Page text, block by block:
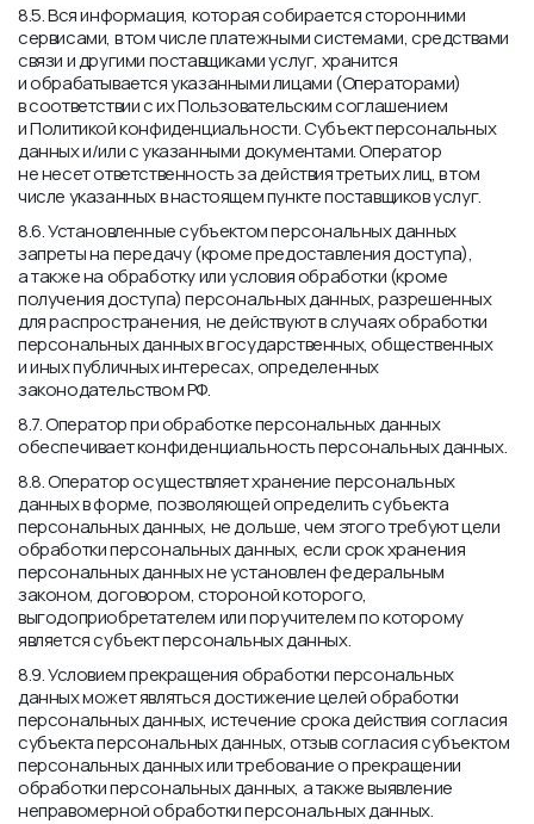
8.5. Вся информация, которая собирается сторонними
сервисами, в том числе платежными системами, средствами
связи и другими поставщиками услуг, хранится
и обрабатывается указанными лицами (Операторами)
в соответствии с их Пользовательским соглашением
и Политикой конфиденциальности. Субъект персональных
данных и/или с указанными документами. Оператор
не несет ответственность за действия третьих лиц, в том
числе указанных в настоящем пункте поставщиков услуг.
8.6. Установленные субъектом персональных данных
запреты на передачу (кроме предоставления доступа),
а также на обработку или условия обработки (кроме
получения доступа) персональных данных, разрешенных
для распространения, не действуют в случаях обработки
персональных данных в государственных, общественных
и иных публичных интересах, определенных
законодательством РФ.
8.7. Оператор при обработке персональных данных
обеспечивает конфиденциальность персональных данных.
8.8. Оператор осуществляет хранение персональных
данных в форме, позволяющей определить субъекта
персональных данных, не дольше, чем этого требуют цели
обработки персональных данных, если срок хранения
персональных данных не установлен федеральным
законом, договором, стороной которого,
выгодоприобретателем или поручителем по которому
является субъект персональных данных.
8.9. Условием прекращения обработки персональных
данных может являться достижение целей обработки
персональных данных, истечение срока действия согласия
субъекта персональных данных, отзыв согласия субъектом
персональных данных или требование о прекращении
обработки персональных данных, а также выявление
неправомерной обработки персональных данных.